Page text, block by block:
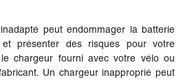
inadapté peut endommager la batterie
présenter des risques pour votre
chargeur fourni avec votre vélo ou
Un chargeur inapproprié peut